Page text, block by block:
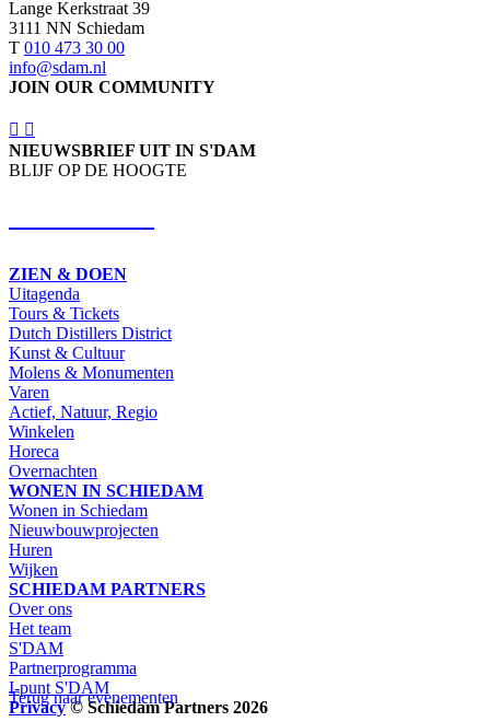
Terug naar evenementen
Lange Kerkstraat 39
3111 NN Schiedam
T 010 473 30 00
info@sdam.nl
JOIN OUR COMMUNITY
NIEUWSBRIEF UIT IN S'DAM
BLIJF OP DE HOOGTE
ZIEN & DOEN
Uitagenda
Tours & Tickets
Dutch Distillers District
Kunst & Cultuur
Molens & Monumenten
Varen
Actief, Natuur, Regio
Winkelen
Horeca
Overnachten
WONEN IN SCHIEDAM
Wonen in Schiedam
Nieuwbouwprojecten
Huren
Wijken
SCHIEDAM PARTNERS
Over ons
Het team
S'DAM
Partnerprogramma
I-punt S'DAM
Privacy © Schiedam Partners 2026